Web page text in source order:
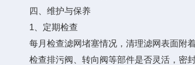
四、维护与保养
1、定期检查
每月检查滤网堵塞情况，清理滤网表面附着
检查排污阀、转向阀等部件是否灵活，密封